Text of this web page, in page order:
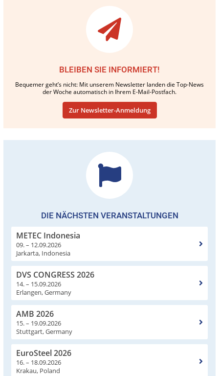
BLEIBEN SIE INFORMIERT!
Bequemer geht’s nicht: Mit unserem Newsletter landen die Top-News
der Woche automatisch in Ihrem E-Mail-Postfach.
Zur Newsletter-Anmeldung
DIE NÄCHSTEN VERANSTALTUNGEN
METEC Indonesia
09. – 12.09.2026
Jarkarta, Indonesia
DVS CONGRESS 2026
14. – 15.09.2026
Erlangen, Germany
AMB 2026
15. – 19.09.2026
Stuttgart, Germany
EuroSteel 2026
16. – 18.09.2026
Krakau, Poland